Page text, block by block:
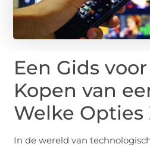
Een Gids
Kopen van
Welke Opties
In de wereld van